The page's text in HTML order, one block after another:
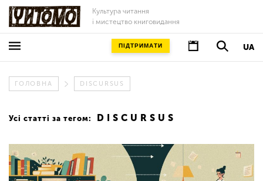
Культура читання
і мистецтво книговидання
UA
ПІДТРИМАТИ
ГОЛОВНА DISCURSUS
Усі статті за тегом: DISCURSUS